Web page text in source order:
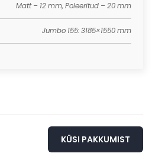
Matt – 12 mm, Poleeritud – 20 mm
Jumbo 155: 3185×1550 mm
KÜSI PAKKUMIST